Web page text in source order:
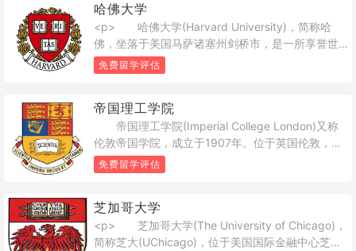
学等人文社科也同样优秀 。</p>
型大学。斯坦福大学占地约33平方公里(8180英亩)
，是美国占地面积第六大的大学。</p>
哈佛大学
<p> 哈佛大学(Harvard University)，简称哈
佛，坐落于美国马萨诸塞州剑桥市，是一所享誉世
界的私立研究型大学，是著名的常春藤盟校成员。
这里走出了8位美利坚合众国总统，133位诺贝尔奖
13位图灵奖得主(世界第四)曾在此工作或学习，其在
文学、医学、法学、商学等多个领域拥有崇高的学
术地位及广泛的影响力，被公认为是当今世界高等
教育机构之一。</p>
免费留学评估
帝国理工学院
帝国理工学院(Imperial College London)又称
伦敦帝国学院，成立于1907年。位于英国伦敦，是
一所世界专攻理工，医学和商学的研究型大学，在
世界学术界有着极高的声望。<br /> 帝国理工
学、伦敦大学学院、伦敦政治经济学院并称为G5精
英大学，研究水平被公认为英国大学的五强之列，
尤其以工程专业而著名。在帝国的相关人物中，共
免费留学评估
芝加哥大学
<p> 芝加哥大学(The University of Chicago)，
简称芝大(UChicago)，位于美国国际金融中心芝加